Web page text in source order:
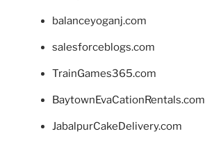
balanceyoganj.com
salesforceblogs.com
TrainGames365.com
BaytownEvaCationRentals.com
JabalpurCakeDelivery.com